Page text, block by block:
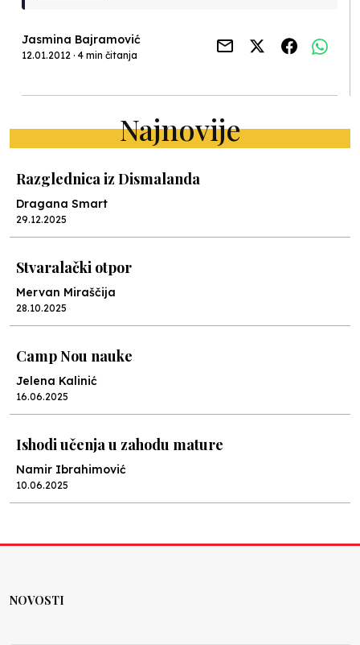
Jasmina Bajramović
12.01.2012 · 4 min čitanja
Najnovije
Razglednica iz Dismalanda
Dragana Smart
29.12.2025
Stvaralački otpor
Mervan Miraščija
28.10.2025
Camp Nou nauke
Jelena Kalinić
16.06.2025
Ishodi učenja u zahodu mature
Namir Ibrahimović
10.06.2025
NOVOSTI